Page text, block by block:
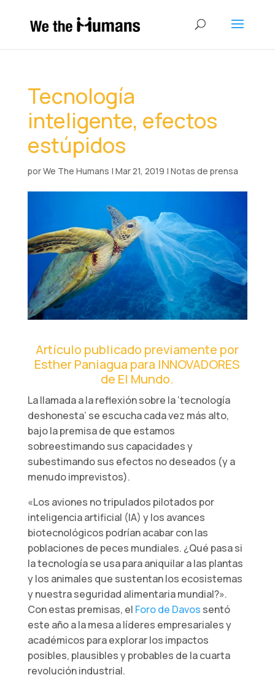
Tecnología
inteligente, efectos
estúpidos
porWe The Humans | Mar 21, 2019 | Notas de prensa
Artículo publicado previamente por
Esther Paniagua para INNOVADORES
de El Mundo.
La llamada a la reflexión sobre la ‘tecnología
deshonesta’ se escucha cada vez más alto,
bajo la premisa de que estamos
sobreestimando sus capacidades y
subestimando sus efectos no deseados (y a
menudo imprevistos).
«Los aviones no tripulados pilotados por
inteligencia artificial (IA) y los avances
biotecnológicos podrían acabar con las
poblaciones de peces mundiales. ¿Qué pasa si
la tecnología se usa para aniquilar a las plantas
y los animales que sustentan los ecosistemas
y nuestra seguridad alimentaria mundial?».
Con estas premisas, el Foro de Davos sentó
este año a la mesa a líderes empresariales y
académicos para explorar los impactos
posibles, plausibles y probables de la cuarta
revolución industrial.